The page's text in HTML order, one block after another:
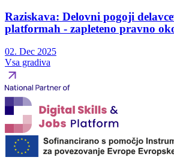
Raziskava: Delovni pogoji
platformah - zapleteno pravno
02. Dec 2025
Vsa gradiva